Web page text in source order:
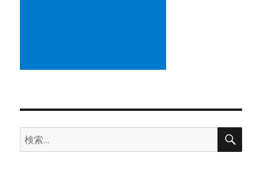
検
索:
検